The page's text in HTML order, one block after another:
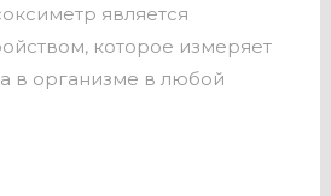
является
которое измеряет
в организме в любой